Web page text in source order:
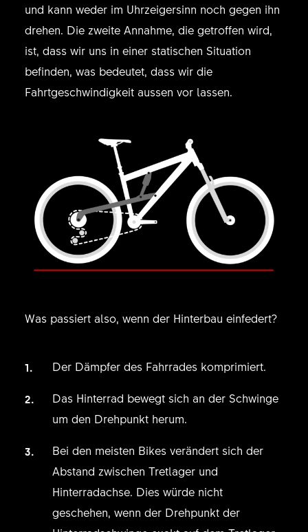
und kann weder im Uhrzeigersinn noch gegen ihn
drehen. Die zweite Annahme, die getroffen wird,
ist, dass wir uns in einer statischen Situation
befinden, was bedeutet, dass wir die
Fahrtgeschwindigkeit aussen vor lassen.
Was passiert also, wenn der Hinterbau einfedert?
Der Dämpfer des Fahrrades komprimiert.
Das Hinterrad bewegt sich an der Schwinge
um den Drehpunkt herum.
Bei den meisten Bikes verändert sich der
Abstand zwischen Tretlager und
Hinterradachse. Dies würde nicht
geschehen, wenn der Drehpunkt der